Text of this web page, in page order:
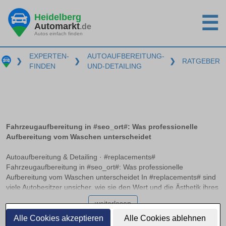
Alle Cookies akzeptieren Alle Cookies ablehnen
Heidelberg
Automarkt.de
Autos einfach finden ☰
❯
EXPERTEN-
FINDEN
❯
AUTOAUFBEREITUNG-
UND-DETAILING
❯ RATGEBER
Fahrzeugaufbereitung in #seo_ort#: Was professionelle
Aufbereitung vom Waschen unterscheidet
Autoaufbereitung & Detailing · #replacements#
Fahrzeugaufbereitung in #seo_ort#: Was professionelle
Aufbereitung vom Waschen unterscheidet In #replacements# sind
viele Autobesitzer unsicher, wie sie den Wert und die Ästhetik ihres
Fahrzeugs langfristig erhalten können. Während eine normale
Autowäsche Schmutz entfernt, bietet die professionelle
Fahrzeugaufbereitung weit mehr: Sie umfasst detailreiche Innen-
weiterlesen